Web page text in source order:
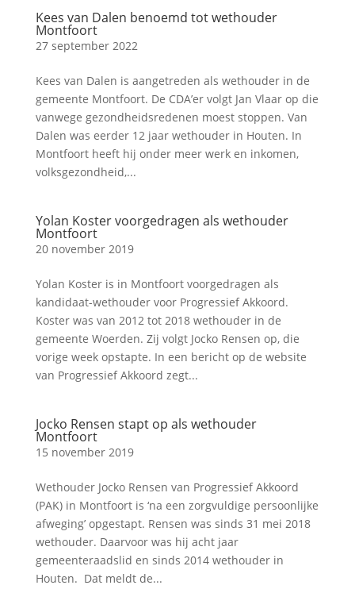
Kees van Dalen benoemd tot wethouder
Montfoort
27 september 2022
Kees van Dalen is aangetreden als wethouder in de
gemeente Montfoort. De CDA’er volgt Jan Vlaar op die
vanwege gezondheidsredenen moest stoppen. Van
Dalen was eerder 12 jaar wethouder in Houten. In
Montfoort heeft hij onder meer werk en inkomen,
volksgezondheid,...
Yolan Koster voorgedragen als wethouder
Montfoort
20 november 2019
Yolan Koster is in Montfoort voorgedragen als
kandidaat-wethouder voor Progressief Akkoord.
Koster was van 2012 tot 2018 wethouder in de
gemeente Woerden. Zij volgt Jocko Rensen op, die
vorige week opstapte. In een bericht op de website
van Progressief Akkoord zegt...
Jocko Rensen stapt op als wethouder
Montfoort
15 november 2019
Wethouder Jocko Rensen van Progressief Akkoord
(PAK) in Montfoort is ‘na een zorgvuldige persoonlijke
afweging’ opgestapt. Rensen was sinds 31 mei 2018
wethouder. Daarvoor was hij acht jaar
gemeenteraadslid en sinds 2014 wethouder in
Houten. Dat meldt de...